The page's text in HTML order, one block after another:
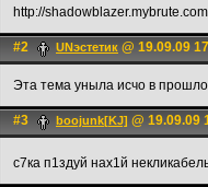
http://
#2 UNэстетик @ 19.09.09
Эта тема уныла исчо в
#3 boojunk[KJ] @ 19.09.09
с7ка п1здуй нах1й